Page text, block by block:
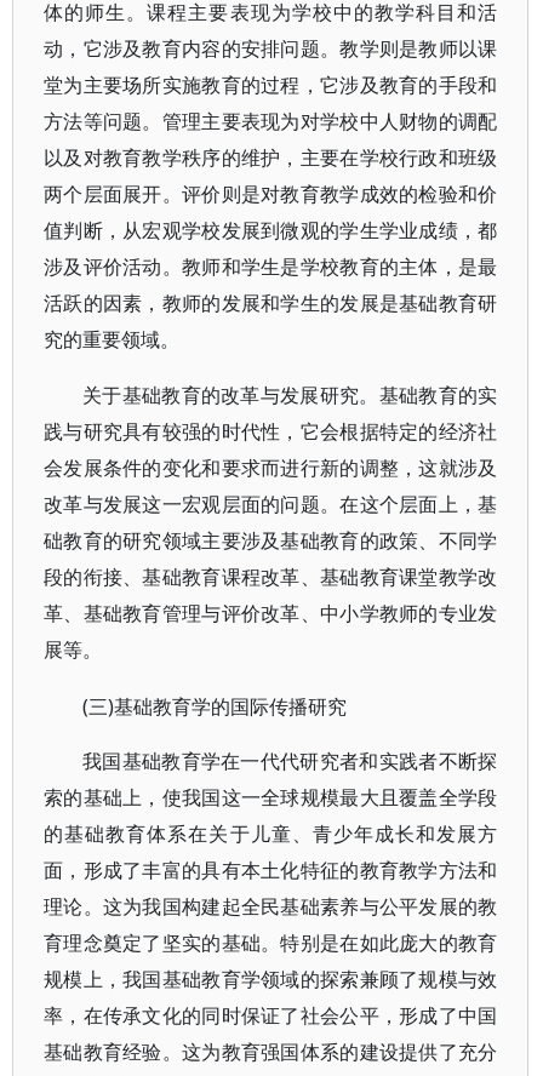
体的师生。课程主要表现为学校中的教学科目和活
动，它涉及教育内容的安排问题。教学则是教师以课
堂为主要场所实施教育的过程，它涉及教育的手段和
方法等问题。管理主要表现为对学校中人财物的调配
以及对教育教学秩序的维护，主要在学校行政和班级
两个层面展开。评价则是对教育教学成效的检验和价
值判断，从宏观学校发展到微观的学生学业成绩，都
涉及评价活动。教师和学生是学校教育的主体，是最
活跃的因素，教师的发展和学生的发展是基础教育研
究的重要领域。
关于基础教育的改革与发展研究。基础教育的实
践与研究具有较强的时代性，它会根据特定的经济社
会发展条件的变化和要求而进行新的调整，这就涉及
改革与发展这一宏观层面的问题。在这个层面上，基
础教育的研究领域主要涉及基础教育的政策、不同学
段的衔接、基础教育课程改革、基础教育课堂教学改
革、基础教育管理与评价改革、中小学教师的专业发
展等。
(三)基础教育学的国际传播研究
我国基础教育学在一代代研究者和实践者不断探
索的基础上，使我国这一全球规模最大且覆盖全学段
的基础教育体系在关于儿童、青少年成长和发展方
面，形成了丰富的具有本土化特征的教育教学方法和
理论。这为我国构建起全民基础素养与公平发展的教
育理念奠定了坚实的基础。特别是在如此庞大的教育
规模上，我国基础教育学领域的探索兼顾了规模与效
率，在传承文化的同时保证了社会公平，形成了中国
基础教育经验。这为教育强国体系的建设提供了充分